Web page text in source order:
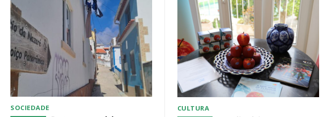
SOCIEDADE CULTURA